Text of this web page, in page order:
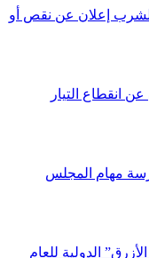
إعلان عن نقص أو
انقطاع التيار
مهام المجلس
الدولية للعام